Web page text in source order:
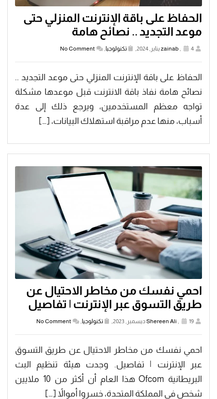
الحفاظ على باقة الإنترنت المنزلي حتى
موعد التجديد .. نصائح هامة
zainab, 4 يناير, 2024, تكنولوجيا,
No Comment
الحفاظ على باقة الإنترنت المنزلي حتى موعد التجديد ..
نصائح هامة نفاذ باقة الانترنت قبل موعدها مشكلة
تواجه معظم المستخدمين، ويرجع ذلك إلى عدة
أسباب، منها عدم مراقبة استهلاك البيانات، […]
احمي نفسك من مخاطر الاحتيال عن
طريق التسوق عبر الإنترنت | تفاصيل
Shereen Ali 19 ديسمبر, 2023, تكنولوجيا No Comment
احمي نفسك من مخاطر الاحتيال عن طريق التسوق
عبر الإنترنت | تفاصيل. وجدت هيئة تنظيم البث
البريطانية Ofcom هذا العام أن أكثر من 10 ملايين
شخص في المملكة المتحدة، خسروا أموالاً […]